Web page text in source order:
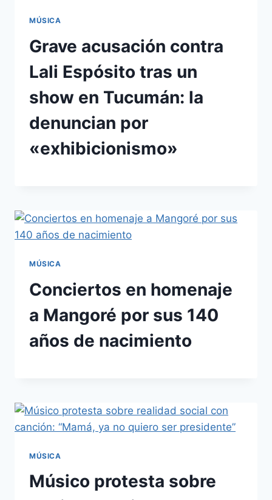
MÚSICA
Grave acusación contra
Lali Espósito tras un
show en Tucumán: la
denuncian por
«exhibicionismo»
MÚSICA
Conciertos en homenaje
a Mangoré por sus 140
años de nacimiento
MÚSICA
Músico protesta sobre